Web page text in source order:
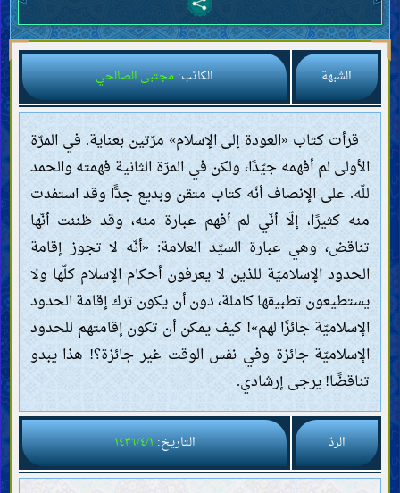
الشبهة الكاتب:مجتبى الصالحي
قرأت كتاب «العودة إلى الإسلام» مرّتين بعناية. في المرّة
الأولى لم أفهمه جيّدًا، ولكن في المرّة الثانية فهمته والحمد
للّه. على الإنصاف أنّه كتاب متقن وبديع جدًّا وقد استفدت
منه كثيرًا، إلّا أنّي لم أفهم عبارة منه، وقد ظننت أنّها
تناقض، وهي عبارة السيّد العلامة: «أنّه لا تجوز إقامة
الحدود الإسلاميّة للذين لا يعرفون أحكام الإسلام كلّها ولا
يستطيعون تطبيقها كاملة، دون أن يكون ترك إقامة الحدود
الإسلاميّة جائزًا لهم»! كيف يمكن أن تكون إقامتهم للحدود
الإسلاميّة جائزة وفي نفس الوقت غير جائزة؟! هذا يبدو
تناقضًا! يرجى إرشادي.
الردّ التاريخ:١٤٣٦/٤/١